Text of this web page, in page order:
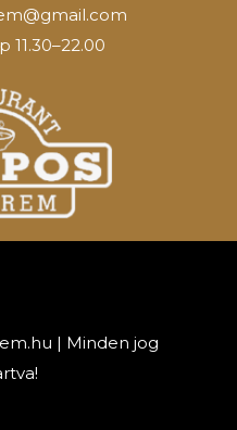
11.30–22.00
| Minden jog